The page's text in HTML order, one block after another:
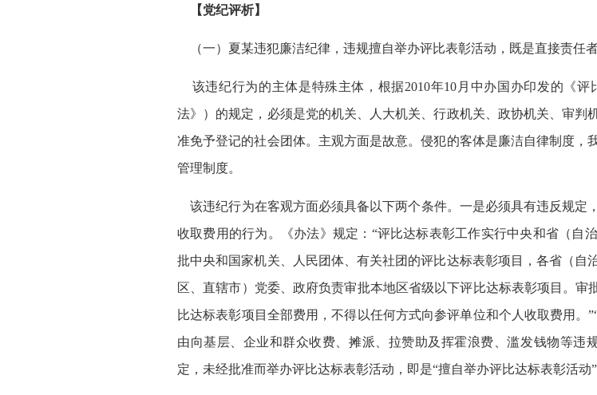
【党纪评析】
（一）夏某违犯廉洁纪律，违规擅自举办评比表彰活动，既是直接责任
该违纪行为的主体是特殊主体，根据2010年10月中办国办印发的《
法》）的规定，必须是党的机关、人大机关、行政机关、政协机关、审
准免予登记的社会团体。主观方面是故意。侵犯的客体是廉洁自律制度
管理制度。
该违纪行为在客观方面必须具备以下两个条件。一是必须具有违反规定
收取费用的行为。《办法》规定：“评比达标表彰工作实行中央和省（自
批中央和国家机关、人民团体、有关社团的评比达标表彰项目，各省（
区、直辖市）党委、政府负责审批本地区省级以下评比达标表彰项目。
比达标表彰项目全部费用，不得以任何方式向参评单位和个人收取费用。
由向基层、企业和群众收费、摊派、拉赞助及挥霍浪费、滥发钱物等违
定，未经批准而举办评比达标表彰活动，即是“擅自举办评比达标表彰活动